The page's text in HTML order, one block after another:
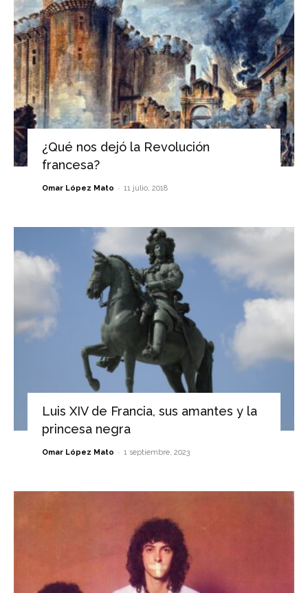
¿Qué nos dejó la Revolución
francesa?
Omar López Mato - 11 julio, 2018
Luis XIV de Francia, sus amantes y la
princesa negra
Omar López Mato - 1 septiembre, 2023